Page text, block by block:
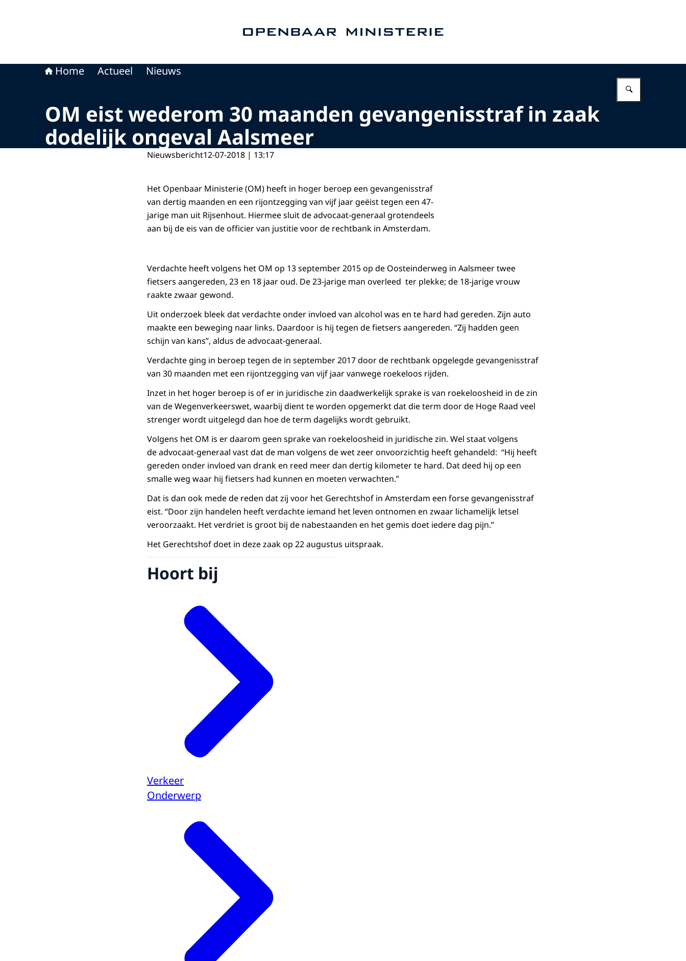
Home Actueel Nieuws
OM eist wederom 30 maanden gevangenisstraf in zaak
dodelijk ongeval Aalsmeer
Nieuwsbericht12-07-2018 | 13:17
Het Openbaar Ministerie (OM) heeft in hoger beroep een gevangenisstraf
van dertig maanden en een rijontzegging van vijf jaar geëist tegen een 47-
jarige man uit Rijsenhout. Hiermee sluit de advocaat-generaal grotendeels
aan bij de eis van de officier van justitie voor de rechtbank in Amsterdam.
Verdachte heeft volgens het OM op 13 september 2015 op de Oosteinderweg in Aalsmeer twee
fietsers aangereden, 23 en 18 jaar oud. De 23-jarige man overleed ter plekke; de 18-jarige vrouw
raakte zwaar gewond.
Uit onderzoek bleek dat verdachte onder invloed van alcohol was en te hard had gereden. Zijn auto
maakte een beweging naar links. Daardoor is hij tegen de fietsers aangereden. “Zij hadden geen
schijn van kans”, aldus de advocaat-generaal.
Verdachte ging in beroep tegen de in september 2017 door de rechtbank opgelegde gevangenisstraf
van 30 maanden met een rijontzegging van vijf jaar vanwege roekeloos rijden.
Inzet in het hoger beroep is of er in juridische zin daadwerkelijk sprake is van roekeloosheid in de zin
van de Wegenverkeerswet, waarbij dient te worden opgemerkt dat die term door de Hoge Raad veel
strenger wordt uitgelegd dan hoe de term dagelijks wordt gebruikt.
Volgens het OM is er daarom geen sprake van roekeloosheid in juridische zin. Wel staat volgens
de advocaat-generaal vast dat de man volgens de wet zeer onvoorzichtig heeft gehandeld: “Hij heeft
gereden onder invloed van drank en reed meer dan dertig kilometer te hard. Dat deed hij op een
smalle weg waar hij fietsers had kunnen en moeten verwachten.”
Dat is dan ook mede de reden dat zij voor het Gerechtshof in Amsterdam een forse gevangenisstraf
eist. “Door zijn handelen heeft verdachte iemand het leven ontnomen en zwaar lichamelijk letsel
veroorzaakt. Het verdriet is groot bij de nabestaanden en het gemis doet iedere dag pijn.”
Het Gerechtshof doet in deze zaak op 22 augustus uitspraak.
Hoort bij
Verkeer
Onderwerp